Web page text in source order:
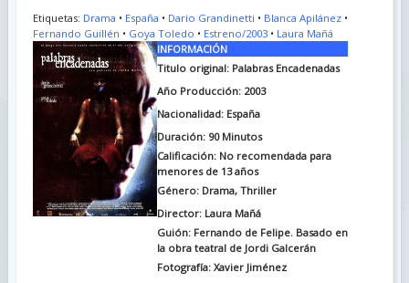
Etiquetas: Drama • España • Dario Grandinetti • Blanca Apilánez•
Fernando Guillén • Goya Toledo • Estreno/2003• Laura Mañá
INFORMACIÓN
Titulo original: Palabras Encadenadas
Año Producción: 2003
Nacionalidad: España
Duración: 90 Minutos
Calificación: No recomendada para
menores de 13 años
Género: Drama, Thriller
Director: Laura Mañá
Guión: Fernando de Felipe. Basado en
la obra teatral de Jordi Galcerán
Fotografía: Xavier Jiménez